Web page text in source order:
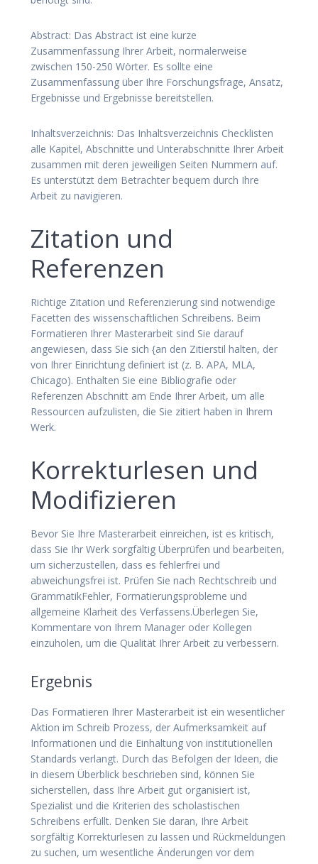
Abstract: Das Abstract ist eine kurze
Zusammenfassung Ihrer Arbeit, normalerweise
zwischen 150-250 Wörter. Es sollte eine
Zusammenfassung über Ihre Forschungsfrage, Ansatz,
Ergebnisse und Ergebnisse bereitstellen.
Inhaltsverzeichnis: Das Inhaltsverzeichnis Checklisten
alle Kapitel, Abschnitte und Unterabschnitte Ihrer Arbeit
zusammen mit deren jeweiligen Seiten Nummern auf.
Es unterstützt dem Betrachter bequem durch Ihre
Arbeit zu navigieren.
Zitation und
Referenzen
Richtige Zitation und Referenzierung sind notwendige
Facetten des wissenschaftlichen Schreibens. Beim
Formatieren Ihrer Masterarbeit sind Sie darauf
angewiesen, dass Sie sich {an den Zitierstil halten, der
von Ihrer Einrichtung definiert ist (z. B. APA, MLA,
Chicago). Enthalten Sie eine Bibliografie oder
Referenzen Abschnitt am Ende Ihrer Arbeit, um alle
Ressourcen aufzulisten, die Sie zitiert haben in Ihrem
Werk.
Korrekturlesen und
Modifizieren
Bevor Sie Ihre Masterarbeit einreichen, ist es kritisch,
dass Sie Ihr Werk sorgfältig Überprüfen und bearbeiten,
um sicherzustellen, dass es fehlerfrei und
abweichungsfrei ist. Prüfen Sie nach Rechtschreib und
GrammatikFehler, Formatierungsprobleme und
allgemeine Klarheit des Verfassens.Überlegen Sie,
Kommentare von Ihrem Manager oder Kollegen
einzuholen, um die Qualität Ihrer Arbeit zu verbessern.
Ergebnis
Das Formatieren Ihrer Masterarbeit ist ein wesentlicher
Aktion im Schreib Prozess, der Aufmerksamkeit auf
Informationen und die Einhaltung von institutionellen
Standards verlangt. Durch das Befolgen der Ideen, die
in diesem Überblick beschrieben sind, können Sie
sicherstellen, dass Ihre Arbeit gut organisiert ist,
Spezialist und die Kriterien des scholastischen
Schreibens erfüllt. Denken Sie daran, Ihre Arbeit
sorgfältig Korrekturlesen zu lassen und Rückmeldungen
zu suchen, um wesentliche Änderungen vor dem